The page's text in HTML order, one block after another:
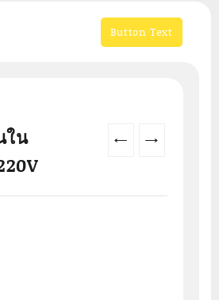
Button Text
← →
ใน